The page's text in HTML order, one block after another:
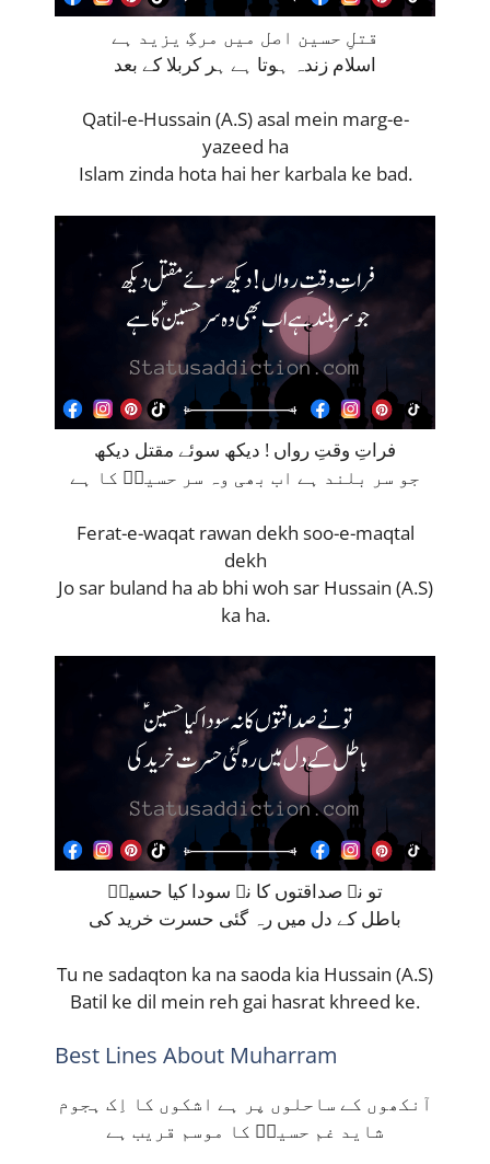
قتلِ حسین اصل میں مرگِ یزید ہے
اسلام زندہ ہوتا ہے ہر کربلا کے بعد
Qatil-e-Hussain (A.S) asal mein marg-e-
yazeed ha
Islam zinda hota hai her karbala ke bad.
فراتِ وقتِ رواں ! دیکھ سوئے مقتل دیکھ
جو سر بلند ہے اب بھی وہ سر حسینؑ کا ہے
Ferat-e-waqat rawan dekh soo-e-maqtal
dekh
Jo sar buland ha ab bhi woh sar Hussain (A.S)
ka ha.
تو نے صداقتوں کا نہ سودا کیا حسینؑ
باطل کے دل میں رہ گئی حسرت خرید کی
Tu ne sadaqton ka na saoda kia Hussain (A.S)
Batil ke dil mein reh gai hasrat khreed ke.
Best Lines About Muharram
آنکھوں کے ساحلوں پر ہے اشکوں کا اِک ہجوم
شاید غم حسینؓ کا موسم قریب ہے